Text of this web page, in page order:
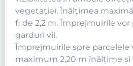
vegetaţiei. Înălţimea
fi de 2,2 m. Împrejmuirile
garduri vii.
Împrejmuirile spre parcelele
maximum 2,20 m înălţime şi